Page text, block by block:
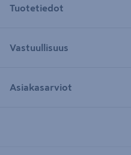
Tuotetiedot
Vastuullisuus
Asiakasarviot